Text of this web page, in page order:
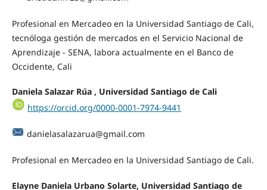
Profesional en Mercadeo en la Universidad Santiago de Cali,
tecnóloga gestión de mercados en el Servicio Nacional de
Aprendizaje - SENA, labora actualmente en el Banco de
Occidente, Cali
Daniela Salazar Rúa , Universidad Santiago de Cali
https://orcid.org/0000-0001-7974-9441
danielasalazarua@gmail.com
Profesional en Mercadeo en la Universidad Santiago de Cali.
Elayne Daniela Urbano Solarte, Universidad Santiago de